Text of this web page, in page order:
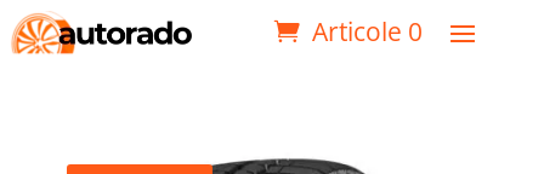
Articole 0